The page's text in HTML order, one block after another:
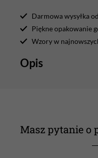
Darmowa wysyłka
Piękne opakowanie
Wzory w
Opis
Masz pytanie o